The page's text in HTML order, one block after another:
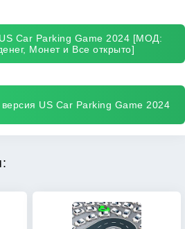
Car Parking Game 2024 [МОД:
Монет и Все открыто]
US Car Parking Game 2024